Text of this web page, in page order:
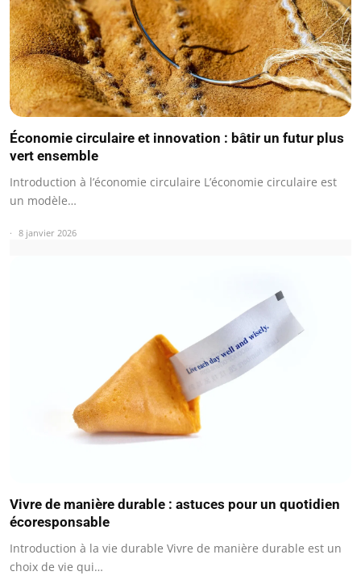
Économie circulaire et innovation : bâtir un futur plus
vert ensemble
Introduction à l’économie circulaire L’économie circulaire est
un modèle…
8 janvier 2026
Vivre de manière durable : astuces pour un quotidien
écoresponsable
Introduction à la vie durable Vivre de manière durable est un
choix de vie qui…